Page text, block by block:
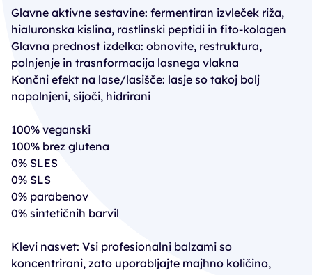
Glavne aktivne sestavine: fermentiran izvleček riža,
hialuronska kislina, rastlinski peptidi in fito-kolagen
Glavna prednost izdelka: obnovite, restruktura,
polnjenje in trasnformacija lasnega vlakna
Končni efekt na lase/lasišče: lasje so takoj bolj
napolnjeni, sijoči, hidrirani
100% veganski
100% brez glutena
0% SLES
0% SLS
0% parabenov
0% sintetičnih barvil
Klevi nasvet: Vsi profesionalni balzami so
koncentrirani, zato uporabljajte majhno količino,